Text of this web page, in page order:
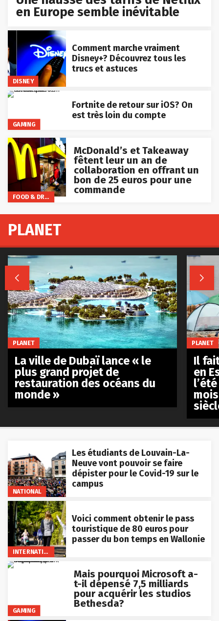
en Europe semble inévitable
DISNEY
Comment marche vraiment
Disney+? Découvrez tous les
trucs et astuces
GAMING
Fortnite de retour sur iOS? On
est très loin du compte
McDonald’s et Takeaway
fêtent leur un an de
collaboration en offrant un
bon de 25 euros pour une
commande
NATIONAL
Les étudiants de Louvain-La-
Neuve vont pouvoir se faire
dépister pour le Covid-19 sur le
campus
Voici comment obtenir le pass
touristique de 80 euros pour
passer du bon temps en Wallonie
GAMING
Mais pourquoi Microsoft a-
t-il dépensé 7,5 milliards
pour acquérir les studios
Bethesda?
PLANET
 
PLANET
La ville de Dubaï lance « le
plus grand projet de
restauration des océans du
monde »
PLANET
Il
en